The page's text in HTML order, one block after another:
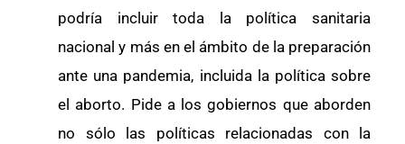
podría incluir toda la política sanitaria
nacional y más en el ámbito de la preparación
ante una pandemia, incluida la política sobre
el aborto. Pide a los gobiernos que aborden
no sólo las políticas relacionadas con la